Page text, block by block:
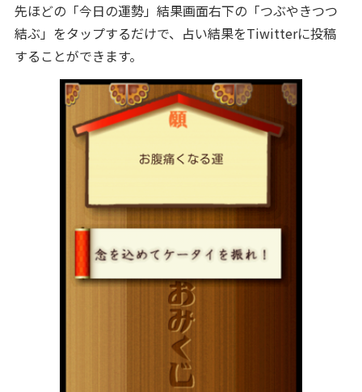
先ほどの「今日の運勢」結果画面右下の「つぶやきつつ
結ぶ」をタップするだけで、占い結果をTiwitterに投稿
することができます。